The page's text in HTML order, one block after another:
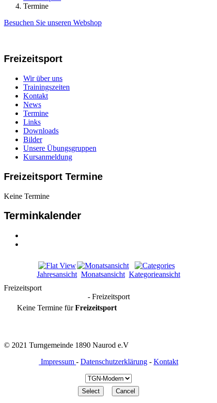
Termine
Besuchen Sie unseren Webshop
Freizeitsport
Wir über uns
Trainingszeiten
Kontakt
News
Termine
Links
Downloads
Bilder
Unsere Übungsgruppen
Kursanmeldung
Freizeitsport Termine
Keine Termine
Terminkalender
Jahresansicht Monatsansicht Kategorieansicht
Freizeitsport
- Freizeitsport
Keine Termine fürFreizeitsport
© 2021 Turngemeinde 1890 Naurod e.V
Impressum - Datenschutzerklärung - Kontakt